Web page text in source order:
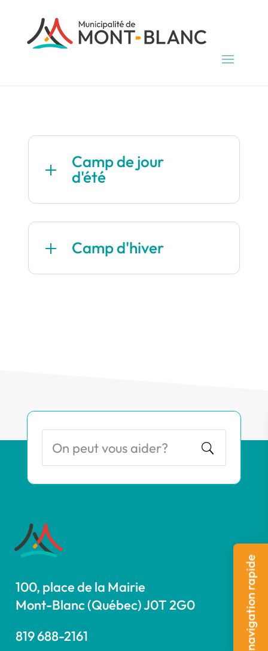
navigation rapide
Camp de jour
d'été
Camp d'hiver
100, place de la Mairie
Mont-Blanc (Québec) J0T 2G0
819 688-2161